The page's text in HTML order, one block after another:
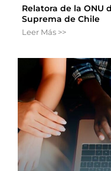
Relatora de la ONU
Suprema de Chile
Leer Más >>